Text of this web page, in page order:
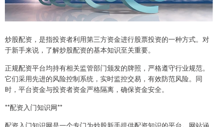
炒股配资，是指投资者利用第三方资金进行股票投资的一种方式。对
于新手来说，了解炒股配资的基本知识至关重要。
正规配资平台均持有相关监管部门颁发的牌照，严格遵守行业规范。
它们采用先进的风险控制系统，实时监控交易，有效防范风险。同
时，平台资金与投资者资金严格隔离，确保资金安全。
**配资入门知识网**
配资入门知识网是一个专门为炒股新手提供配资知识的平台。网站涵